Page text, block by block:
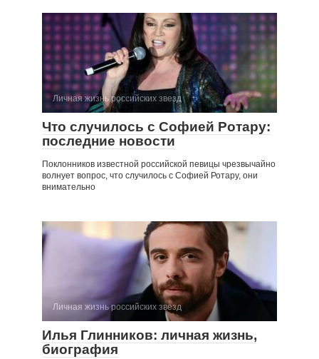
Личная жизнь российских звезд
Что случилось с Софией Ротару:
последние новости
Поклонников известной российской певицы чрезвычайно
волнует вопрос, что случилось с Софией Ротару, они
внимательно
Личная жизнь российских звезд
Илья Глинников: личная жизнь,
биография